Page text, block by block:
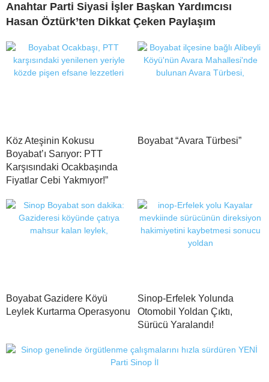
Anahtar Parti Siyasi İşler Başkan Yardımcısı
Hasan Öztürk’ten Dikkat Çeken Paylaşım
Köz Ateşinin Kokusu
Boyabat’ı Sarıyor: PTT
Karşısındaki Ocakbaşında
Fiyatlar Cebi Yakmıyor!”
Boyabat “Avara Türbesi”
Boyabat Gazidere Köyü
Leylek Kurtarma Operasyonu
Sinop-Erfelek Yolunda
Otomobil Yoldan Çıktı,
Sürücü Yaralandı!